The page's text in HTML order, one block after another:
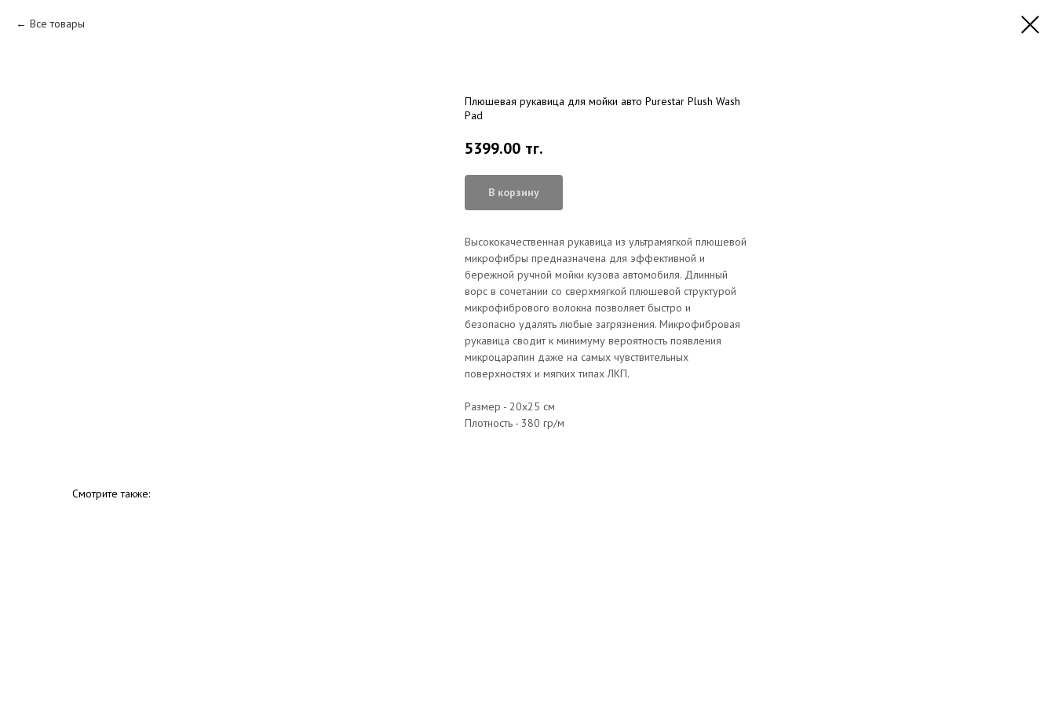
Все товары
Плюшевая рукавица для мойки авто Purestar Plush Wash
Pad
5399.00 тг.
В корзину
Высококачественная рукавица из ультрамягкой плюшевой
микрофибры предназначена для эффективной и
бережной ручной мойки кузова автомобиля. Длинный
ворс в сочетании со сверхмягкой плюшевой структурой
микрофибрового волокна позволяет быстро и
безопасно удалять любые загрязнения. Микрофибровая
рукавица сводит к минимуму вероятность появления
микроцарапин даже на самых чувствительных
поверхностях и мягких типах ЛКП.
Размер - 20х25 см
Плотность - 380 гр/м
Смотрите также: